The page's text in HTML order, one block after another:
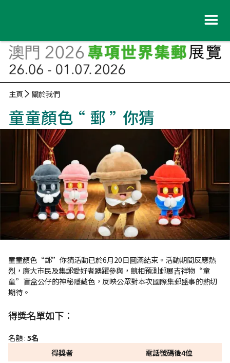
主頁 關於我們
童童顏色“ 郵 ”你猜
童童顏色“郵”你猜活動已於6月20日圓滿結束。活動期間反應熱
烈，廣大市民及集郵愛好者踴躍參與，競相預測郵展吉祥物“童
童”盲盒公仔的神秘隱藏色，反映公眾對本次國際集郵盛事的熱切
期待。
得獎名單如下：
名額 :5名
得獎者
電話號碼後4位